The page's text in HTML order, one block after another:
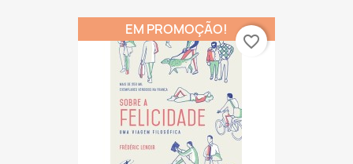
EM PROMOÇÃO!
favorite_border